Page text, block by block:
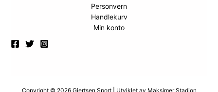
Personvern
Handlekurv
Min konto
Copyright © 2026 Gjertsen Sport | Utviklet av Maksimer Stadion